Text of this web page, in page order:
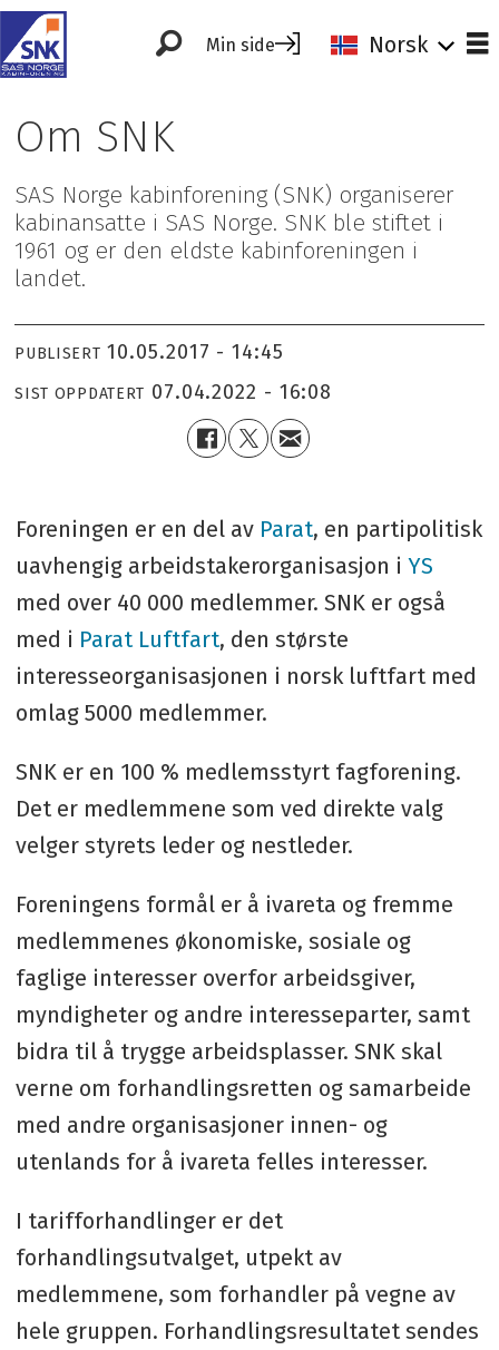
Min side Norsk
Om SNK
SAS Norge kabinforening (SNK) organiserer
kabinansatte i SAS Norge. SNK ble stiftet i
1961 og er den eldste kabinforeningen i
landet.
PUBLISERT 10.05.2017 - 14:45
SIST OPPDATERT 07.04.2022 - 16:08
Foreningen er en del av Parat, en partipolitisk
uavhengig arbeidstakerorganisasjon i YS
med over 40 000 medlemmer. SNK er også
med i Parat Luftfart, den største
interesseorganisasjonen i norsk luftfart med
omlag 5000 medlemmer.
SNK er en 100 % medlemsstyrt fagforening.
Det er medlemmene som ved direkte valg
velger styrets leder og nestleder.
Foreningens formål er å ivareta og fremme
medlemmenes økonomiske, sosiale og
faglige interesser overfor arbeidsgiver,
myndigheter og andre interesseparter, samt
bidra til å trygge arbeidsplasser. SNK skal
verne om forhandlingsretten og samarbeide
med andre organisasjoner innen- og
utenlands for å ivareta felles interesser.
I tarifforhandlinger er det
forhandlingsutvalget, utpekt av
medlemmene, som forhandler på vegne av
hele gruppen. Forhandlingsresultatet sendes